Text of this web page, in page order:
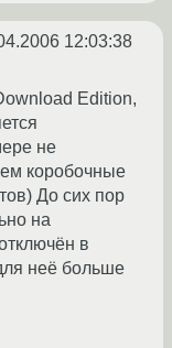
12:03:38
Edition,
не
коробочные
До сих пор
на
в
неё больше